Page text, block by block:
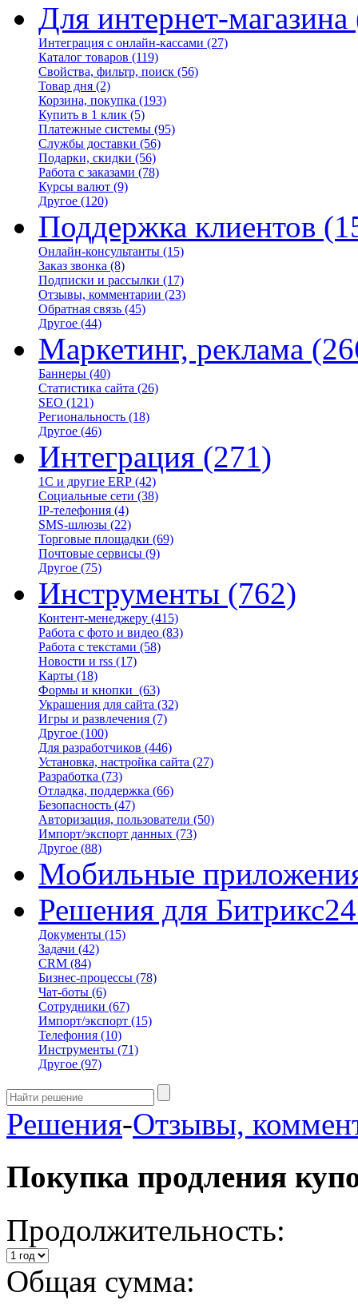
Для интернет-магазина
Интеграция с онлайн-кассами (27)
Каталог товаров (119)
Свойства, фильтр, поиск (56)
Товар дня (2)
Корзина, покупка (193)
Купить в 1 клик (5)
Платежные системы (95)
Службы доставки (56)
Подарки, скидки (56)
Работа с заказами (78)
Курсы валют (9)
Другое (120)
Поддержка клиентов
Онлайн-консультанты (15)
Заказ звонка (8)
Подписки и рассылки (17)
Отзывы, комментарии (23)
Обратная связь (45)
Другое (44)
Маркетинг, реклама
Баннеры (40)
Статистика сайта (26)
SEO (121)
Региональность (18)
Другое (46)
Интеграция (271)
1С и другие ERP (42)
Социальные сети (38)
IP-телефония (4)
SMS-шлюзы (22)
Торговые площадки (69)
Почтовые сервисы (9)
Другое (75)
Инструменты (762)
Контент-менеджеру (415)
Работа с фото и видео (83)
Работа с текстами (58)
Новости и rss (17)
Карты (18)
Формы и кнопки (63)
Украшения для сайта (32)
Игры и развлечения (7)
Другое (100)
Для разработчиков (446)
Установка, настройка сайта (27)
Разработка (73)
Отладка, поддержка (66)
Безопасность (47)
Авторизация, пользователи (50)
Импорт/экспорт данных (73)
Другое (88)
Мобильные
Решения для Битрикс24
Документы (15)
Задачи (42)
CRM (84)
Бизнес-процессы (78)
Чат-боты (6)
Сотрудники (67)
Импорт/экспорт (15)
Телефония (10)
Инструменты (71)
Другое (97)
Решения-Отзывы,
Покупка продления
Продолжительность:
Общая сумма: